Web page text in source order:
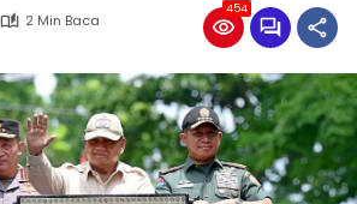
2 Min Baca
454